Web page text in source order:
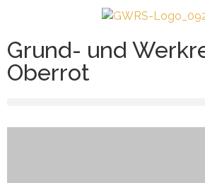
Grund- und
Oberrot